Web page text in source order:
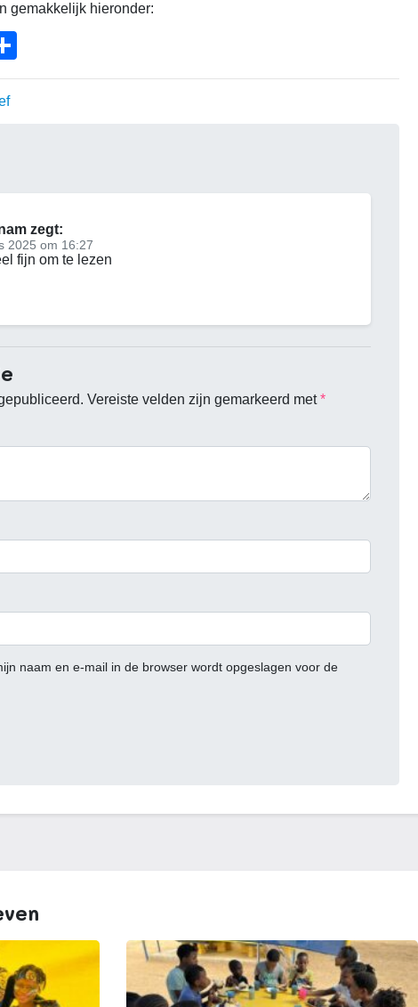
gemakkelijk hieronder:
zegt:
2025 om 16:27
fijn om te lezen
Vereiste velden zijn gemarkeerd met*
naam en e-mail in de browser wordt opgeslagen voor de